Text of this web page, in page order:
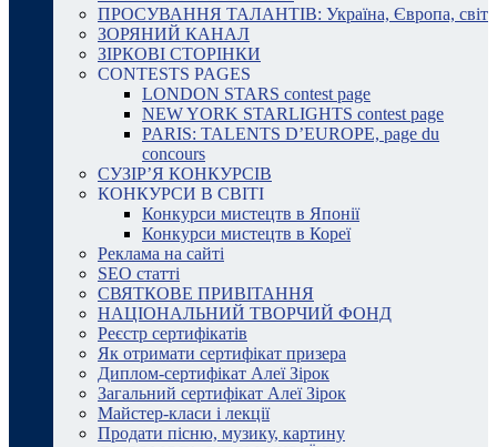
ПРОСУВАННЯ ТАЛАНТІВ: Україна, Європа, світ
ЗОРЯНИЙ КАНАЛ
ЗІРКОВІ СТОРІНКИ
CONTESTS PAGES
LONDON STARS contest page
NEW YORK STARLIGHTS contest page
PARIS: TALENTS D’EUROPE, page du
concours
СУЗІР’Я КОНКУРСІВ
КОНКУРСИ В СВІТІ
Конкурси мистецтв в Японії
Конкурси мистецтв в Кореї
Реклама на сайті
SEO статті
СВЯТКОВЕ ПРИВІТАННЯ
НАЦІОНАЛЬНИЙ ТВОРЧИЙ ФОНД
Реєстр сертифікатів
Як отримати сертифікат призера
Диплом-сертифікат Алеї Зірок
Загальний сертифікат Алеї Зірок
Майстер-класи і лекції
Продати пісню, музику, картину